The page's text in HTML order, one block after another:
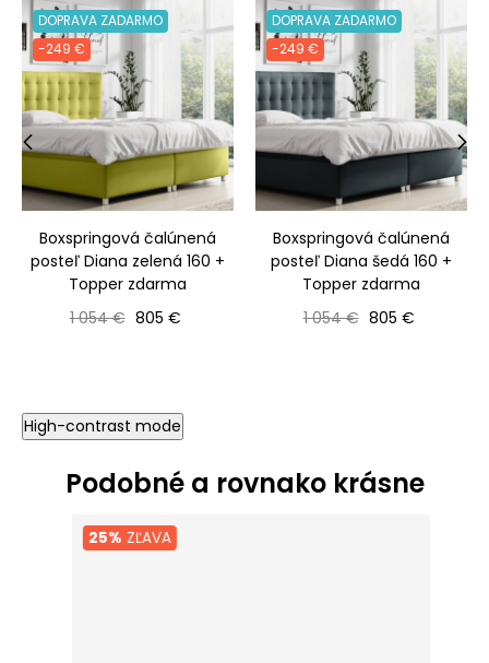
DOPRAVA ZADARMO
-249 €
Boxspringová čalúnená
posteľ Diana zelená 160 +
Topper zdarma
Bežná cena
1 054 € Cena
805 €
DOPRAVA ZADARMO
-249 €
Boxspringová čalúnená
posteľ Diana šedá 160 +
Topper zdarma
Bežná cena
1 054 € Cena
805 €
‹
High-contrast mode
Podobné a rovnako krásne
25%ZĽAVA